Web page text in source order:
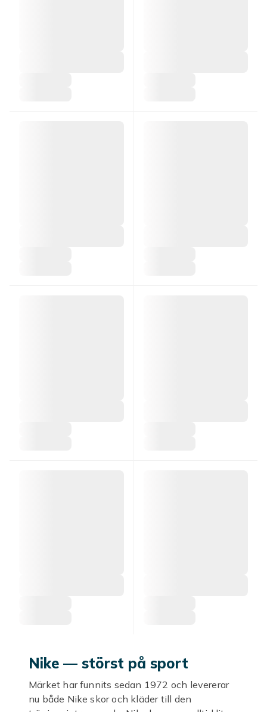
Nike — störst på sport
Märket har funnits sedan 1972 och levererar
nu både Nike skor och kläder till den